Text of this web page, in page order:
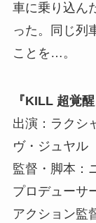
車に乗り込ん
った。同じ列
ことを…。
『KILL 超覚醒
出演：ラクシ
ヴ・ジュヤル
監督・脚本：
プロデューサ
アクション監